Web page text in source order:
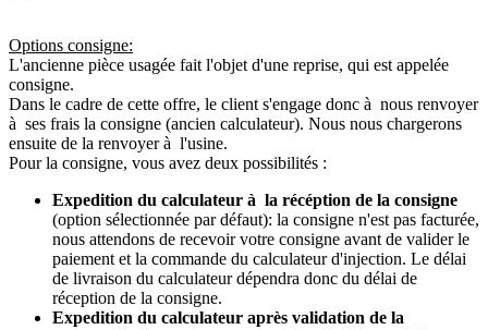
Options consigne:
L'ancienne pièce usagée fait l'objet d'une reprise, qui est appelée
consigne.
Dans le cadre de cette offre, le client s'engage donc à nous renvoyer
à ses frais la consigne (ancien calculateur). Nous nous chargerons
ensuite de la renvoyer à l'usine.
Pour la consigne, vous avez deux possibilités :
Expedition du calculateur à la récéption de la consigne
(option sélectionnée par défaut): la consigne n'est pas facturée,
nous attendons de recevoir votre consigne avant de valider le
paiement et la commande du calculateur d'injection. Le délai
de livraison du calculateur dépendra donc du délai de
réception de la consigne.
Expedition du calculateur après validation de la